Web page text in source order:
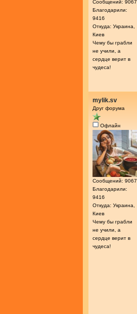
Сообщений: 9067
Благодарили:
9416
Откуда: Украина,
Киев
Чему бы грабли
не учили, а
сердце верит в
чудеса!
mylik.sv
Друг форума
Офлайн
Сообщений: 9067
Благодарили:
9416
Откуда: Украина,
Киев
Чему бы грабли
не учили, а
сердце верит в
чудеса!